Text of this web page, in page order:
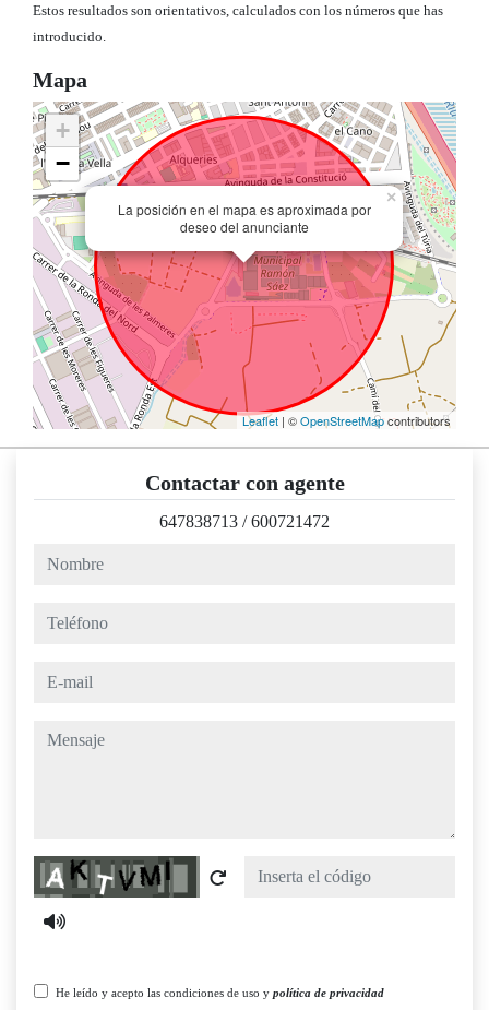
Estos resultados son orientativos, calculados con los números que has
introducido.
Mapa
La posición en el mapa es aproximada por
deseo del anunciante
×
+
−
Leaflet | ©OpenStreetMapcontributors
Contactar con agente
647838713 /600721472
nombre
teléfono
e-mail
mensaje
Captcha
He leído y acepto las condiciones de uso y política de privacidad